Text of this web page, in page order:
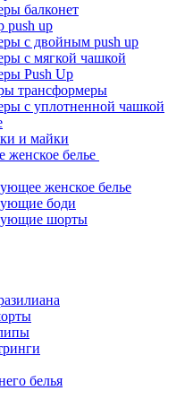
балконет
push up
с двойным push up
с мягкой чашкой
Push Up
трансформеры
с уплотненной чашкой
и майки
женское белье
женское белье
боди
шорты
белья